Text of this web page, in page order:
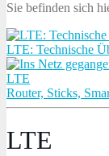
Sie befinden sich
LTE: Technische
Router, Sticks,
LTE